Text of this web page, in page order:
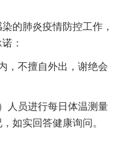
的肺炎疫情防控工作，
：
，不擅自外出，谢绝会
人员进行每日体温测量
如实回答健康询问。